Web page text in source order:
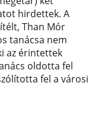
hirdettek. A
Than Mór
tanácsa nem
az érintettek
oldotta fel
fel a városi